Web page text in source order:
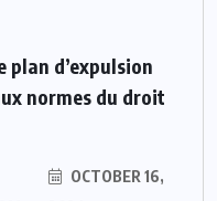
d’expulsion
normes du droit
OCTOBER 16,